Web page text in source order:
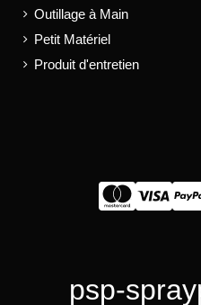
Outillage à Main
Petit Matériel
Produit d'entretien
psp-